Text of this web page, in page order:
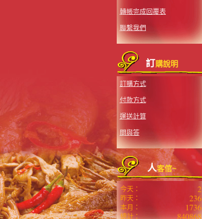
轉帳完成回覆表
聯繫我們
訂購說明
訂購方式
付款方式
運送計算
問與答
人客倌~
今天： 2
昨天： 236
本月： 1736
總計： 840868